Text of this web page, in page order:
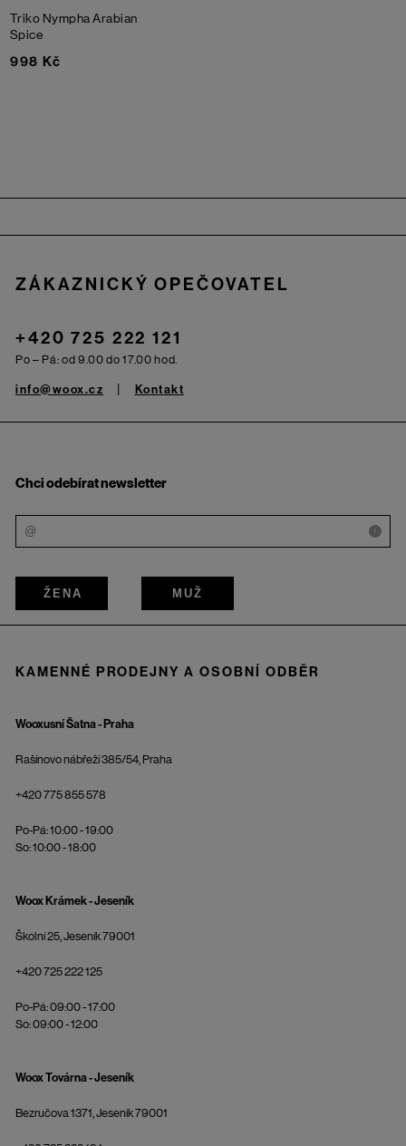
Triko NymphaArabian
Spice
998 Kč
ZÁKAZNICKÝ OPEČOVATEL
+420 725 222 121
Po – Pá: od 9.00 do 17.00 hod.
info@woox.cz Kontakt
Chci odebírat newsletter
i
ŽENA MUŽ
KAMENNÉ PRODEJNY A OSOBNÍ ODBĚR
Wooxusní Šatna - Praha
Rašínovo nábřeží 385/54, Praha
+420 775 855 578
Po-Pá: 10:00 - 19:00
So: 10:00 - 18:00
Woox Krámek - Jeseník
Školní 25, Jeseník 79001
+420 725 222 125
Po-Pá: 09:00 - 17:00
So: 09:00 - 12:00
Woox Továrna - Jeseník
Bezručova 1371, Jeseník 79001